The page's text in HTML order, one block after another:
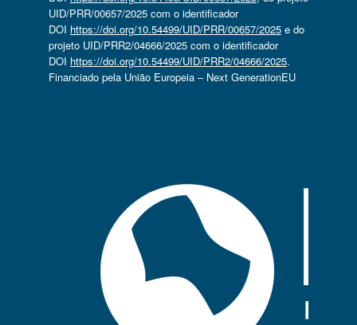
UID/PRR/00657/2025 com o identificador
DOI https://doi.org/10.54499/UID/PRR/00657/2025e do
projeto UID/PRR2/04666/2025 com o identificador
DOI https://doi.org/10.54499/UID/PRR2/04666/2025.
Financiado pela União Europeia – Next GenerationEU